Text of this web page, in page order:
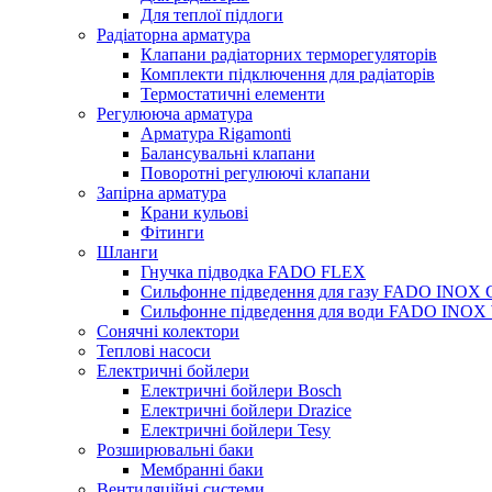
Для теплої підлоги
Радіаторна арматура
Клапани радіаторних терморегуляторів
Комплекти підключення для радіаторів
Термостатичні елементи
Регулююча арматура
Арматура Rigamonti
Балансувальні клапани
Поворотні регулюючі клапани
Запірна арматура
Крани кульові
Фітинги
Шланги
Гнучка підводка FADO FLEX
Сильфонне підведення для газу FADO INOX
Сильфонне підведення для води FADO INOX
Сонячні колектори
Теплові насоси
Електричні бойлери
Електричні бойлери Bosch
Електричні бойлери Drazice
Електричні бойлери Tesy
Розширювальні баки
Мембранні баки